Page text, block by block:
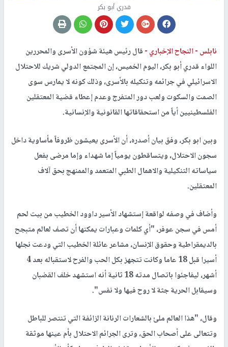
قدري أبو بكر
نابلس -النجاح الإخباري -قال رئيس هيئة شؤون الأسرى والمحررين
اللواء قدري أبو بكر، اليوم الخميس، إن المجتمع الدولي شريك للاحتلال
الاسرائيلي في جرائمه وتنكيله بالأسرى، وذلك كونه لا يمارس سوى
الصمت والسكوت ولعب دور المتفرج وعدم إعطاء قضية المعتقلين
الفلسطينيين أياً من استحقاقاتها القانونية والإنسانية.
وبين ابو بكر، وفق بيان أصدره، أن الأسرى يعيشون ظروفاً مأساوية داخل
سجون الاحتلال، ويتساقطون يومياً إما شهداء وإما مرضى بفعل
سياساته التنكيلية والاهمال الطبي المتعمد والممنهج بحق آلاف
المعتقلين.
وأضاف في وصفه لواقعة إستشهاد الأسير داوود الخطيب من بيت لحم
أمس في سجن عوفر، "أي كلمات وعبارات يمكنها أن تصف لعالم متبجح
بالديمقراطية وحقوق الإنسان، مشاعر عائلة الخطيب التي ودعت نجلها
أسيرا قبل 18 عاما وكانت تتجهز بكل الحب والفرح لاستقباله بعد 4
أشهر، ليفاجئوا باتصال مدته 18 ثانية أنه استشهد خلف القضبان
وسيقابل الحرية جثة لا روح فيها ولا نفس"
.
وقال، "هذا العالم ملئ بالشعارات الرنانة الزائفة التي تنتصر للباطل
وتتعالى على أصحاب الحق، وترى الجرائم الاحتلال بأم عينها موثقة